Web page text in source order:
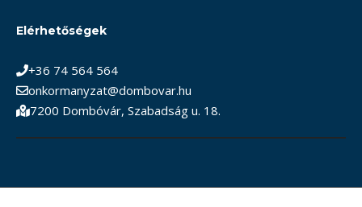
Elérhetőségek
+36 74 564 564
onkormanyzat@dombovar.hu
7200 Dombóvár, Szabadság u. 18.